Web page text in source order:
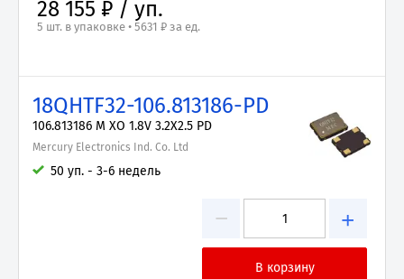
28 155 ₽ / уп.
5 шт. в упаковке • 5631 ₽ за ед.
18QHTF32-106.813186-PD
106.813186 M XO 1.8V 3.2X2.5 PD
Mercury Electronics Ind. Co. Ltd
50 уп. - 3-6 недель
− +